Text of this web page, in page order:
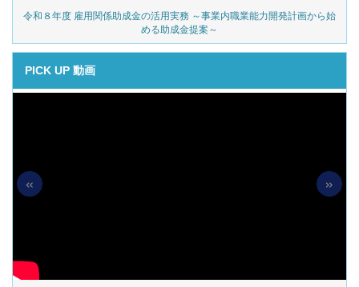
令和８年度 雇用関係助成金の活用実務 ～事業内職業能力開発計画から始
める助成金提案～
PICK UP 動画
« »